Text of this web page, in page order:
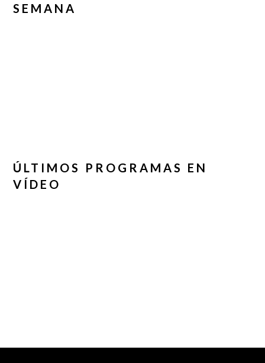
SEMANA
ÚLTIMOS PROGRAMAS EN
VÍDEO